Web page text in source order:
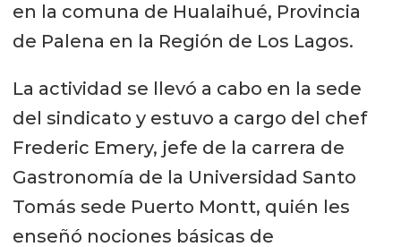
en la comuna de Hualaihué, Provincia
de Palena en la Región de Los Lagos.
La actividad se llevó a cabo en la sede
del sindicato y estuvo a cargo del chef
Frederic Emery, jefe de la carrera de
Gastronomía de la Universidad Santo
Tomás sede Puerto Montt, quién les
enseñó nociones básicas de